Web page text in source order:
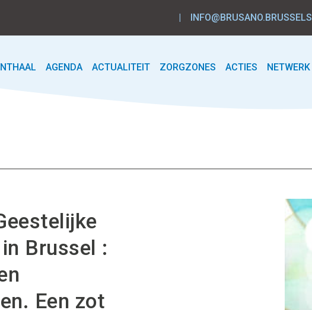
| INFO@BRUSANO.BRUSSELS
AGENDA ACTUALITEIT ZORGZONES ACTIES NETWERK
Brussel :
Een zot